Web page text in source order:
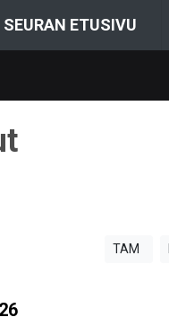
SEURAN ETUSIVU
TAM